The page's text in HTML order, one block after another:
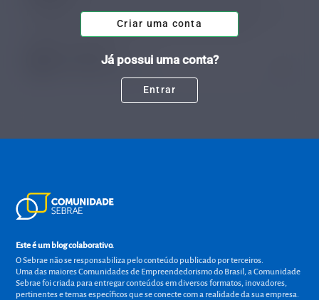
Mapear a jornada do usuário é inseri-lo no centro das soluções. Aprenda
como fazer isso e a importância para lucrar mais no seu negócio.
Lucas Camara
Tempo de leitura: 8 minutos
Criar uma conta
Já possui uma conta?
Entrar
Este é um blog colaborativo.
O Sebrae não se responsabiliza pelo conteúdo publicado por terceiros.
Uma das maiores Comunidades de Empreendedorismo do Brasil, a Comunidade
Sebrae foi criada para entregar conteúdos em diversos formatos, inovadores,
pertinentes e temas específicos que se conecte com a realidade da sua empresa.